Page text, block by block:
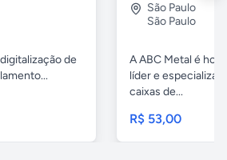
de
São Paulo
São Paulo
A ABC Metal é
líder e
caixas de...
R$ 53,00